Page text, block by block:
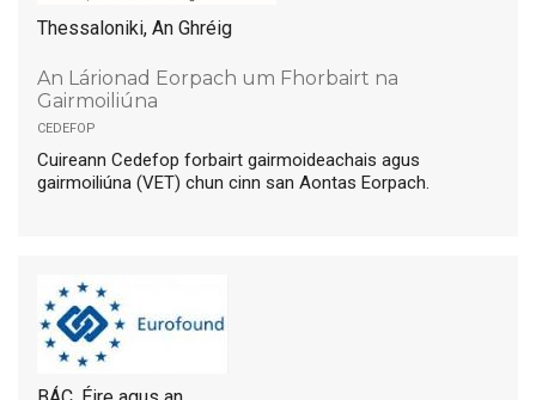
Thessaloniki, An Ghréig
An Lárionad Eorpach um Fhorbairt na
Gairmoiliúna
cedefop
Cuireann Cedefop forbairt gairmoideachais agus
gairmoiliúna (VET) chun cinn san Aontas Eorpach.